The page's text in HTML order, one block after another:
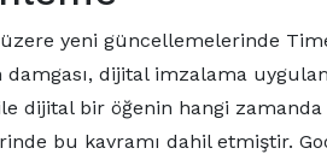
yeni güncellemelerinde
damgası, dijital imzalama
dijital bir öğenin hangi zamanda
bu kavramı dahil etmiştir.